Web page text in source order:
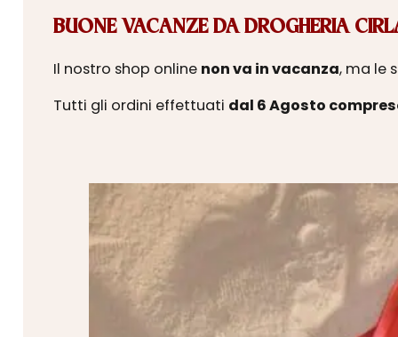
BUONE VACANZE DA DROGHERIA
Il nostro shop online non va in vacanza, ma le
Tutti gli ordini effettuati dal 6 Agosto